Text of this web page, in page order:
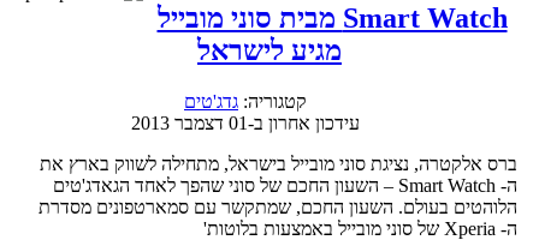
Smart Watch מבית סוני מובייל
מגיע לישראל
קטגוריה: גדג'טים
עידכון אחרון ב-01 דצמבר 2013
ברס אלקטרה, נציגת סוני מובייל בישראל, מתחילה לשווק בארץ את
ה- Smart Watch – השעון החכם של סוני שהפך לאחד הגאדג'טים
הלוהטים בעולם. השעון החכם, שמתקשר עם סמארטפונים מסדרת
ה- Xperia של סוני מובייל באמצעות בלוטות'